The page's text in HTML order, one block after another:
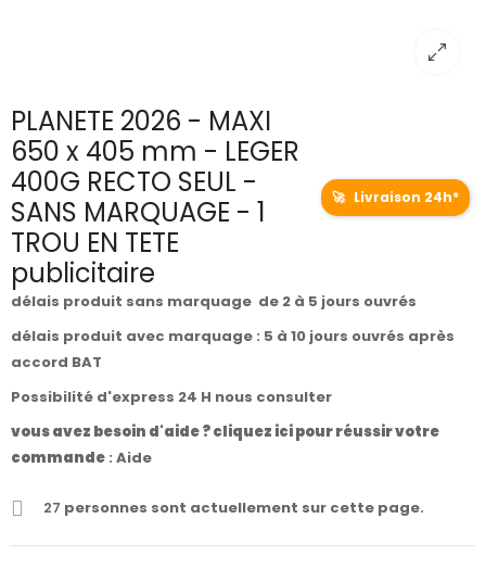
PLANETE 2026 - MAXI
650 x 405 mm - LEGER
400G RECTO SEUL -
SANS MARQUAGE - 1
TROU EN TETE
publicitaire
🚀 Livraison 24h*
délais produit sans marquage de 2 à 5 jours ouvrés
délais produit avec marquage : 5 à 10 jours ouvrés après
accord BAT
Possibilité d'express 24 H nous consulter
vous avez besoin d'aide ? cliquez ici pour réussir votre
commande : Aide
27 personnes sont actuellement sur cette page.